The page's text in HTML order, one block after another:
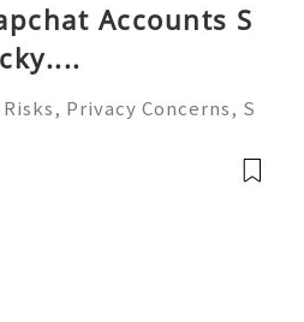
Accounts S
Privacy Concerns, S
to help you 24/7! 😊💯🔥